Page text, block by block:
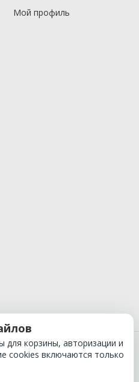
Мой профиль
Cactus в России
корзины, авторизации и
cookies включаются только